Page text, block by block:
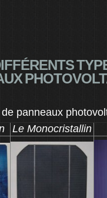
panneaux
Le Monocristallin